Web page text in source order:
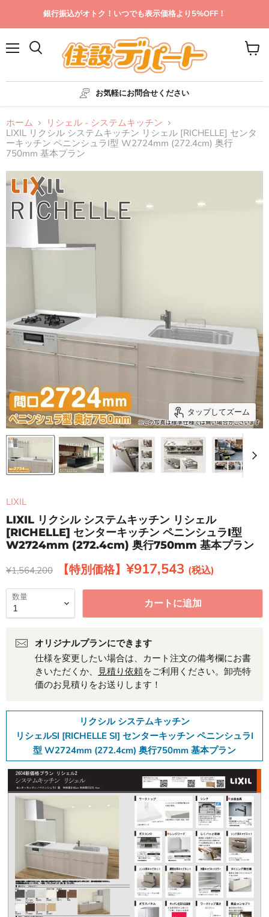
銀行振込がオトク！いつでも表示価格より5%OFF！
お気軽にお問合せください
カ
ト
ホーム
リシェル - システムキッチン
LIXIL リクシル システムキッチン リシェル [RICHELLE] センタ
ーキッチン ペニンシュラI型 W2724mm (272.4cm) 奥行
750mm 基本プラン
タップしてズーム
LIXIL
LIXIL リクシル システムキッチン リシェル
[RICHELLE] センターキッチン ペニンシュラI型
W2724mm (272.4cm) 奥行750mm 基本プラン
元の価格
¥1,564,200 現在の価格
¥917,543
数量 カートに追加
オリジナルプランにできます
仕様を変更したい場合は、カート注文の備考欄にお書
きいただくか、 見積り依頼をご利用ください。卸売特
価のお見積りをお送りします！
リクシル システムキッチン
リシェルSI [RICHELLE SI] センターキッチン ペニンシュラI
型 W2724mm (272.4cm) 奥行750mm 基本プラン